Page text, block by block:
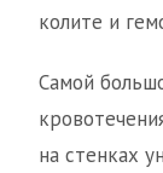
колите и
Самой
на стенках